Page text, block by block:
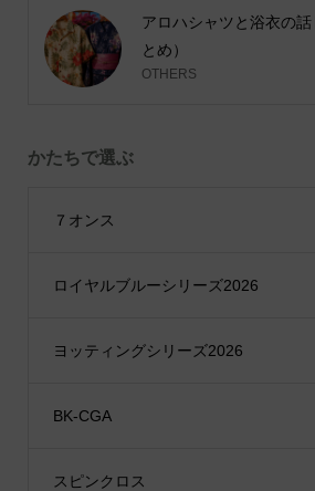
アロハシャツと浴衣の
とめ）
OTHERS
かたちで選ぶ
７オンス
ロイヤルブルーシリーズ2026
ヨッティングシリーズ2026
BK-CGA
スピンクロス